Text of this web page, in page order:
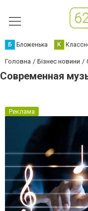
Б Бложенька К
Головна Бізнес новини
Современная
Реклама